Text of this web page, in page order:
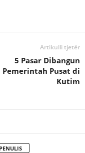
Artikulli tjetër
5 Pasar Dibangun
Pemerintah Pusat di
Kutim